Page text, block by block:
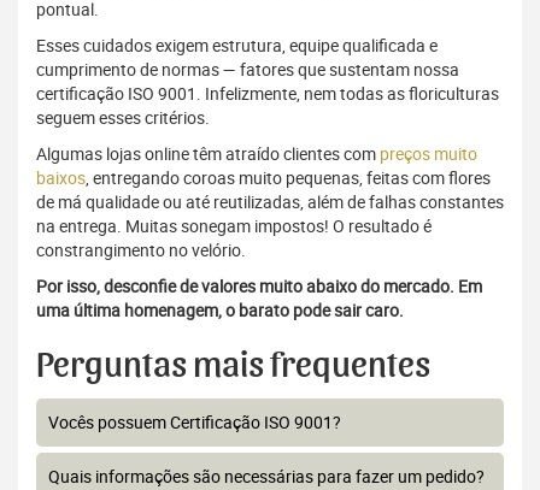
pontual.
Esses cuidados exigem estrutura, equipe qualificada e
cumprimento de normas — fatores que sustentam nossa
certificação ISO 9001. Infelizmente, nem todas as floriculturas
seguem esses critérios.
Algumas lojas online têm atraído clientes com preços muito
baixos, entregando coroas muito pequenas, feitas com flores
de má qualidade ou até reutilizadas, além de falhas constantes
na entrega. Muitas sonegam impostos! O resultado é
constrangimento no velório.
Por isso, desconfie de valores muito abaixo do mercado. Em
uma última homenagem, o barato pode sair caro.
Perguntas mais frequentes
Vocês possuem Certificação ISO 9001?
Quais informações são necessárias para fazer um pedido?